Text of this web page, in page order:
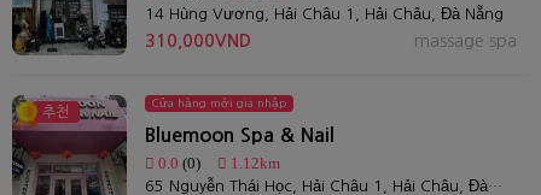
14 Hùng Vương, Hải Châu 1, Hải Châu, Đà Nẵng
massage spa
310,000VND
추천
Cửa hàng mới gia nhập
Bluemoon Spa & Nail
0.0 (0) 1.12km
65 Nguyễn Thái Học, Hải Châu 1, Hải Châu, Đà Nẵng 550000, Việt Nam